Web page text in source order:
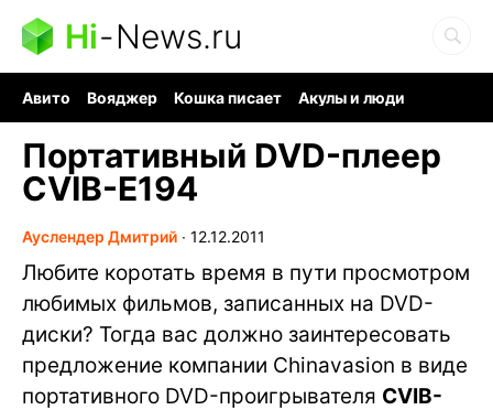
Hi-News.ru
Авито Вояджер Кошка писает
Акулы и люди
Портативный DVD-плеер
CVIB-E194
Ауслендер Дмитрий ∙ 12.12.2011
Любите коротать время в пути просмотром
любимых фильмов, записанных на DVD-
диски? Тогда вас должно заинтересовать
предложение компании Chinavasion в виде
портативного DVD-проигрывателя CVIB-